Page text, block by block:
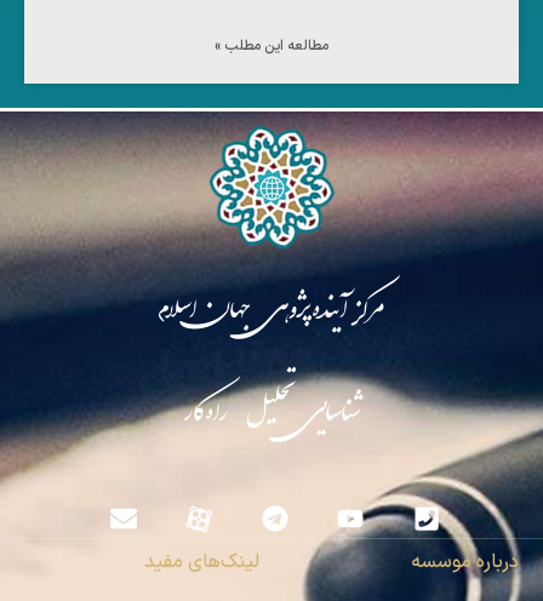
مطالعه این مطلب »
مرکز آینده‌پژوهی جهان اسلام
شناسایی تحلیل راه‌کار
درباره موسسه لینک‌های مفید